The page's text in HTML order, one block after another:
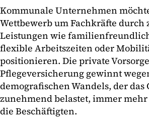
Kommunale Unternehmen
Wettbewerb um Fachkräfte durch
Leistungen wie
flexible Arbeitszeiten oder
positionieren. Die private
Pflegeversicherung gewinnt
demografischen Wandels, der das
zunehmend belastet, immer
die Beschäftigten.